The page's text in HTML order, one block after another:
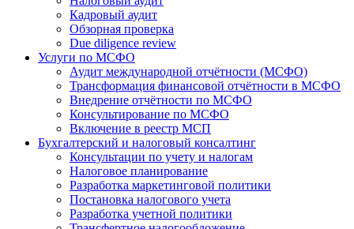
Кадровый аудит
Обзорная проверка
Due diligence review
Услуги по МСФО
Аудит международной отчётности (МСФО)
Трансформация финансовой отчётности в МСФО
Внедрение отчётности по МСФО
Консультирование по МСФО
Включение в реестр МСП
Бухгалтерский и налоговый консалтинг
Консультации по учету и налогам
Налоговое планирование
Разработка маркетинговой политики
Постановка налогового учета
Разработка учетной политики